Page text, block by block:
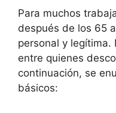
Para muchos
después de los 65
personal y
entre quienes
continuación, se
básicos: